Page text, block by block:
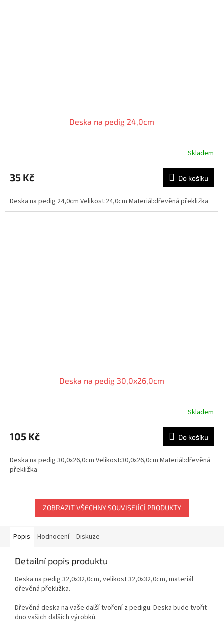
Deska na pedig 24,0cm
Skladem
35 Kč Do košíku
Deska na pedig 24,0cm Velikost:24,0cm Materiál:dřevěná překližka
Deska na pedig 30,0x26,0cm
Skladem
105 Kč Do košíku
Deska na pedig 30,0x26,0cm Velikost:30,0x26,0cm Materiál:dřevěná
překližka
ZOBRAZIT VŠECHNY SOUVISEJÍCÍ PRODUKTY
Popis Hodnocení Diskuze
Detailní popis produktu
Deska na pedig 32,0x32,0cm, velikost 32,0x32,0cm, materiál
dřevěná překližka.
Dřevěná deska na vaše další tvoření z pedigu. Deska bude tvořit
dno vašich dalších výrobků.